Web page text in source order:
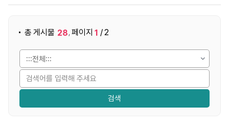
총 게시물 28 ,페이지1 / 2